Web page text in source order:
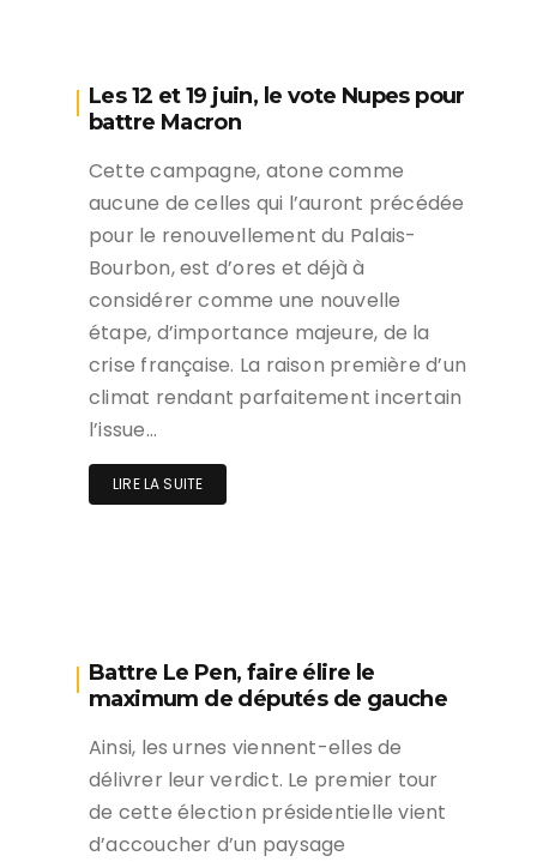
Les 12 et 19 juin, le vote Nupes pour
battre Macron
Cette campagne, atone comme
aucune de celles qui l’auront précédée
pour le renouvellement du Palais-
Bourbon, est d’ores et déjà à
considérer comme une nouvelle
étape, d’importance majeure, de la
crise française. La raison première d’un
climat rendant parfaitement incertain
l’issue…
LIRE LA SUITE
Battre Le Pen, faire élire le
maximum de députés de gauche
Ainsi, les urnes viennent-elles de
délivrer leur verdict. Le premier tour
de cette élection présidentielle vient
d’accoucher d’un paysage